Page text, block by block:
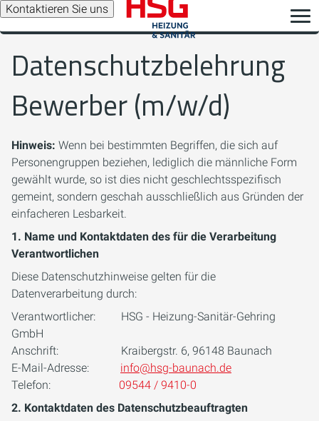
Kontaktieren Sie uns
Datenschutzbelehrung
Bewerber (m/w/d)
Hinweis: Wenn bei bestimmten Begriffen, die sich auf
Personengruppen beziehen, lediglich die männliche Form
gewählt wurde, so ist dies nicht geschlechtsspezifisch
gemeint, sondern geschah ausschließlich aus Gründen der
einfacheren Lesbarkeit.
1. Name und Kontaktdaten des für die Verarbeitung
Verantwortlichen
Diese Datenschutzhinweise gelten für die
Datenverarbeitung durch:
Verantwortlicher: HSG - Heizung-Sanitär-Gehring
GmbH
Anschrift: Kraibergstr. 6, 96148 Baunach
E-Mail-Adresse: info@hsg-baunach.de
Telefon: 09544 / 9410-0
2. Kontaktdaten des Datenschutzbeauftragten